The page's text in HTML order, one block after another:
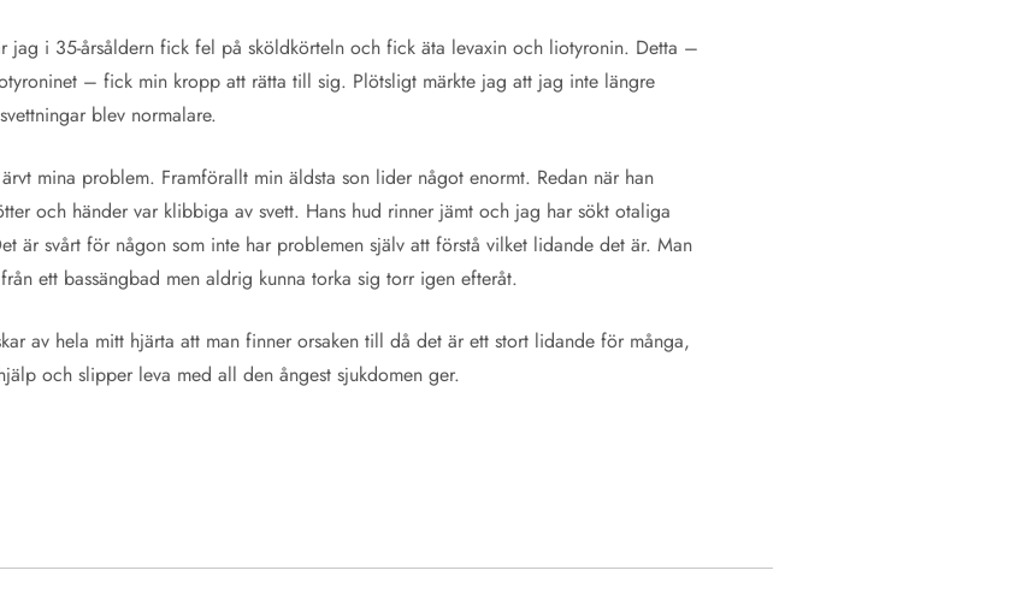
jag i 35-årsåldern fick fel på sköldkörteln och fick äta levaxin och liotyronin. Detta –
– fick min kropp att rätta till sig. Plötsligt märkte jag att jag inte längre
blev normalare.
mina problem. Framförallt min äldsta son lider något enormt. Redan när han
och händer var klibbiga av svett. Hans hud rinner jämt och jag har sökt otaliga
är svårt för någon som inte har problemen själv att förstå vilket lidande det är. Man
ett bassängbad men aldrig kunna torka sig torr igen efteråt.
av hela mitt hjärta att man finner orsaken till då det är ett stort lidande för många,
och slipper leva med all den ångest sjukdomen ger.